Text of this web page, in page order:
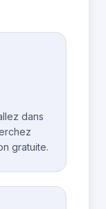
dans
gratuite.